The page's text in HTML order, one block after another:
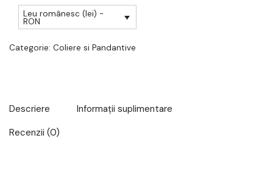
Leu românesc (lei) -
RON
Categorie: Coliere si Pandantive
Descriere
Informații suplimentare
Recenzii (0)